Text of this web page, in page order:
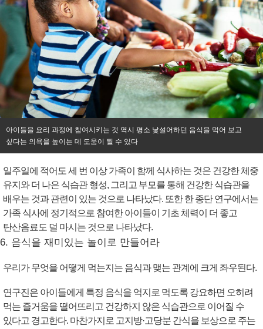
아이들을 요리 과정에 참여시키는 것 역시 평소 낯설어하던 음식을 먹어 보고
싶다는 의욕을 높이는 데 도움이 될 수 있다
일주일에 적어도 세 번 이상 가족이 함께 식사하는 것은 건강한 체중
유지와 더 나은 식습관 형성, 그리고 부모를 통해 건강한 식습관을
배우는 것과 관련이 있는 것으로 나타났다. 또한 한 종단 연구에서는
가족 식사에 정기적으로 참여한 아이들이 기초 체력이 더 좋고
탄산음료도 덜 마시는 것으로 나타났다.
6. 음식을 재미있는 놀이로 만들어라
우리가 무엇을 어떻게 먹는지는 음식과 맺는 관계에 크게 좌우된다.
연구진은 아이들에게 특정 음식을 억지로 먹도록 강요하면 오히려
먹는 즐거움을 떨어뜨리고 건강하지 않은 식습관으로 이어질 수
있다고 경고한다. 마찬가지로 고지방·고당분 간식을 보상으로 주는